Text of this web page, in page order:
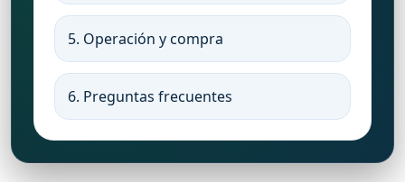
5. Operación y compra
6. Preguntas frecuentes